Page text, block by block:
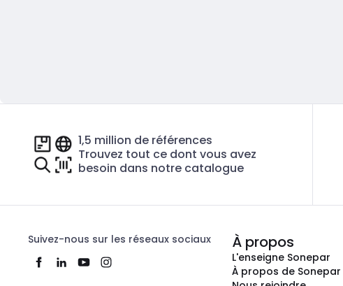
1,5 million de références
Trouvez tout ce dont vous avez
besoin dans notre catalogue
Suivez-nous sur les réseaux sociaux À propos
L'enseigne Sonepar
À propos de Sonepar